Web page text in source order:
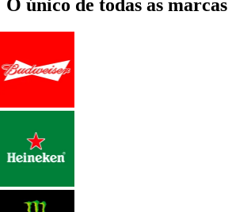
O único de todas as marcas